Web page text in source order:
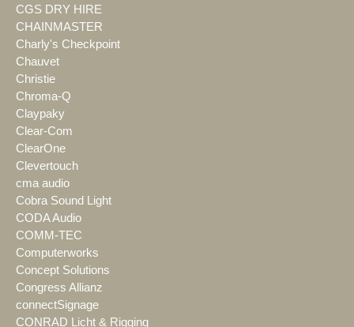
CGS DRY HIRE
CHAINMASTER
Charly's Checkpoint
Chauvet
Christie
Chroma-Q
Claypaky
Clear-Com
ClearOne
Clevertouch
cma audio
Cobra Sound Light
CODA Audio
COMM-TEC
Computerworks
Concept Solutions
Congress Allianz
connectSignage
CONRAD Licht & Rigging